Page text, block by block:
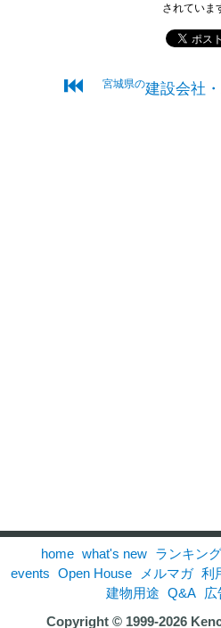
されていま
⏮ 宮城県の建設会社
home what's new ランキング
events
Open House メルマガ 利
建物用途
Q&A 広
Copyright © 1999-2026